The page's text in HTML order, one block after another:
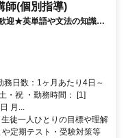
師(個別指導)
迎★英単語や文法の知識を
日数：1ヶ月あたり4日～
・祝 ・勤務時間： [1]
月...
徒一人ひとりの目標や理解
定期テスト・受験対策等